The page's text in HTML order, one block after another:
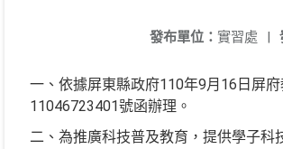
發布單位： 實習處 |
一、依據屏東縣政府110年9月16日屏
11046723401號函辦理。
二、為推廣科技普及教育，提供學子科